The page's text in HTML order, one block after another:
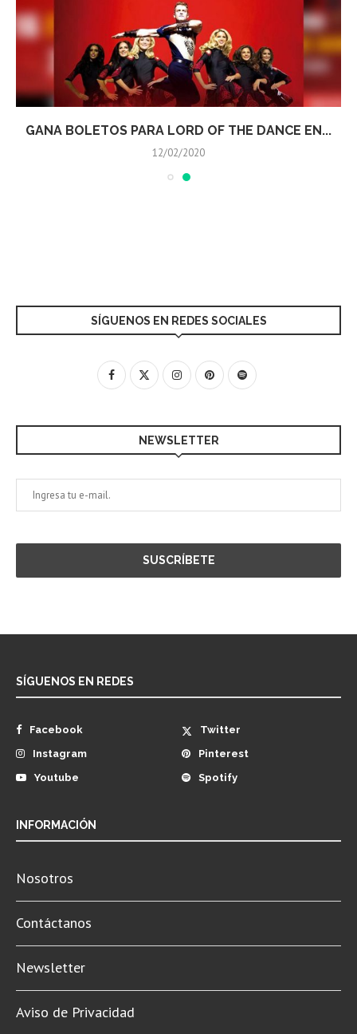
GANA BOLETOS PARA LORD OF THE DANCE EN...
12/02/2020
SÍGUENOS EN REDES SOCIALES
NEWSLETTER
SÍGUENOS EN REDES
Facebook
Twitter
Instagram
Pinterest
Youtube
Spotify
INFORMACIÓN
Nosotros
Contáctanos
Newsletter
Aviso de Privacidad